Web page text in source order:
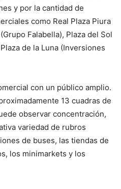
y por la cantidad de
como Real Plaza Piura
Falabella), Plaza del Sol
de la Luna (Inversiones
con un público amplio.
13 cuadras de
observar concentración,
variedad de rubros
de buses, las tiendas de
los minimarkets y los